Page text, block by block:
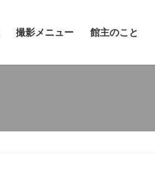
撮影メニュー 館主のこと